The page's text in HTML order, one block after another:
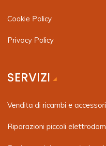
Cookie Policy
Privacy Policy
SERVIZI
Vendita di ricambi e
Riparazioni piccoli